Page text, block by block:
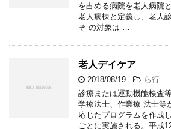
を占める病院を老人病院
老人病棟と定義し、老人
そ の対象は …
老人デイケア
2018/08/19 -ら行
診療または運動機能検査
学療法士、作業療 法士等
応じたプログラムを作成
ごとに実施される。平成